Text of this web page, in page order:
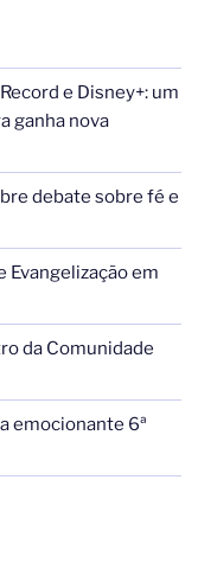
e Disney+: um
ganha nova
debate sobre fé e
Evangelização em
da Comunidade
emocionante 6ª